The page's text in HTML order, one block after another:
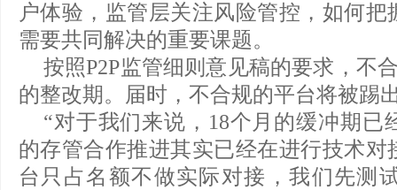
户体验，监管层关注风险管控，如何
需要共同解决的重要课题。
按照P2P监管细则意见稿的要求，不
的整改期。届时，不合规的平台将被踢
“对于我们来说，18个月的缓冲期已
的存管合作推进其实已经在进行技术
台只占名额不做实际对接，我们先测